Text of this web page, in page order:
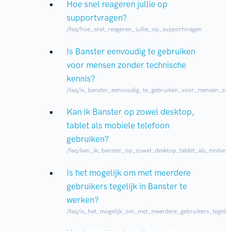
Hoe snel reageren jullie op
supportvragen?
/faq/hoe_snel_reageren_jullie_op_supportvragen
Is Banster eenvoudig te gebruiken
voor mensen zonder technische
kennis?
/faq/
Kan ik Banster op zowel desktop,
tablet als mobiele telefoon
gebruiken?
/faq/
​​​​​​​​​​​​​Is het mogelijk om met meerdere
gebruikers tegelijk in Banster te
werken?
/faq/